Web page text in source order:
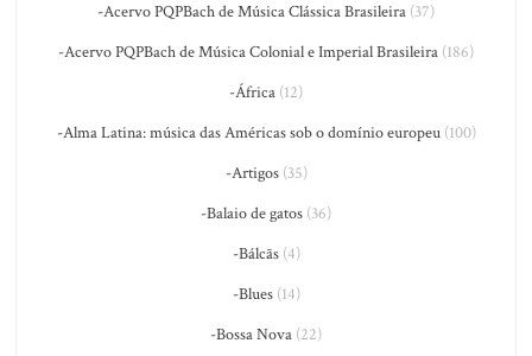
-Acervo PQPBach de Música Clássica Brasileira (37)
-Acervo PQPBach de Música Colonial e Imperial Brasileira (186)
-África (12)
-Alma Latina: música das Américas sob o domínio europeu(100)
-Artigos(35)
-Balaio de gatos (36)
-Bálcãs(4)
-Blues(14)
-Bossa Nova (22)